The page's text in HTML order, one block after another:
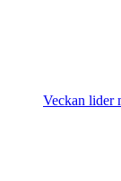
Veckan lider